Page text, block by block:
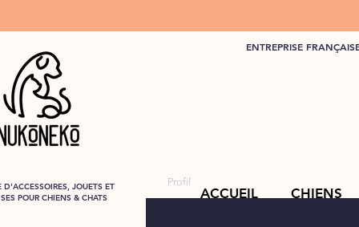
D'ACCESSOIRES, JOUETS ET
POUR CHIENS & CHATS
ENTREPRISE
ACCUEIL CHIENS
Profil